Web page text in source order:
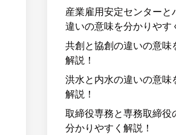
産業雇用安定センターと
違いの意味を分かりやす
共創と協創の違いの意味
解説！
洪水と内水の違いの意味
解説！
取締役専務と専務取締役
分かりやすく解説！